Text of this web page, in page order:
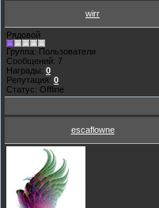
wirr
Рядовой
Группа: Пользователи
Сообщений: 7
Награды: 0
Репутация: 0
Статус: Offline
escaflowne